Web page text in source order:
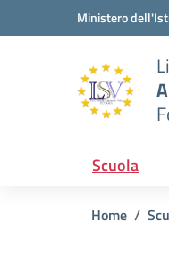
Vai ai contenuti
Vai al menu di navigazione
Ministero
Scuola
Home